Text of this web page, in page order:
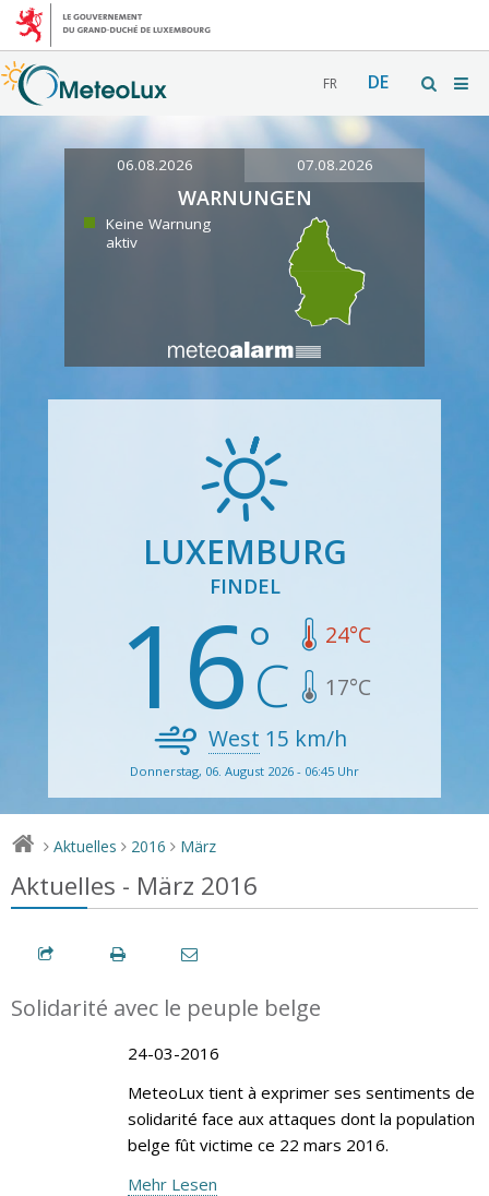
FR DE
06.08.2026 07.08.2026
WARNUNGEN
Keine Warnung
aktiv
LUXEMBURG
FINDEL
16 24°C
17°C
West 15 km/h
Donnerstag, 06. August 2026 - 06:45 Uhr
> Aktuelles > 2016 > März
Aktuelles - März 2016
Solidarité avec le peuple belge
24-03-2016
MeteoLux tient à exprimer ses sentiments de
solidarité face aux attaques dont la population
belge fût victime ce 22 mars 2016.
Mehr Lesen